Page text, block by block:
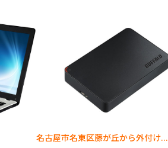
名古屋市名東区藤が丘から外付け...